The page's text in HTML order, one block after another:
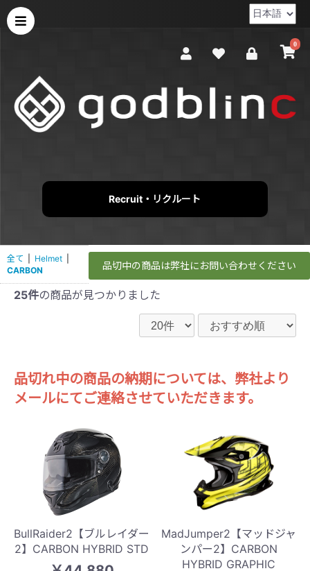
0
Recruit・リクルート
品切中の商品は弊社にお問い合わせください
全て Helmet
CARBON
25件の商品が見つかりました
品切れ中の商品の納期については、弊社より
メールにてご連絡させていただきます。
BullRaider2【ブルレイダー
2】CARBON HYBRID STD
MadJumper2【マッドジャ
ンパー2】CARBON
HYBRID GRAPHIC